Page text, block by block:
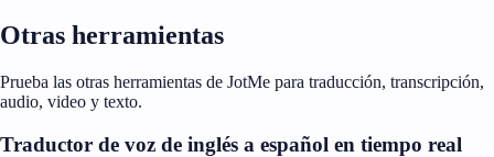
Otras herramientas
Prueba las otras herramientas de JotMe para traducción, transcripción,
audio, video y texto.
Traductor de voz de inglés a español en tiempo real